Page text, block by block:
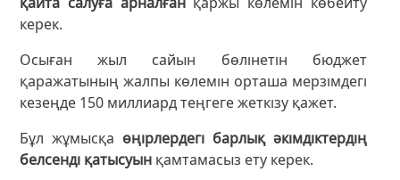
керек.
Осыған жыл сайын бөлінетін бюджет
қаражатының жалпы көлемін орташа мерзімдегі
кезеңде 150 миллиард теңгеге жеткізу қажет.
Бұл жұмысқа өңірлердегі барлық әкімдіктердің
белсенді қатысуын қамтамасыз ету керек.